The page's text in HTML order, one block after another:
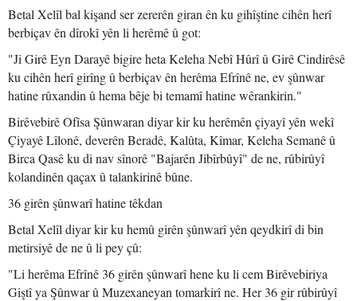
Betal Xelîl bal kişand ser zererên giran ên ku gihîştine cihên herî
berbiçav ên dîrokî yên li herêmê û got:
"Ji Girê Eyn Darayê bigire heta Keleha Nebî Hûrî û Girê Cindirêsê
ku cihên herî girîng û berbiçav ên herêma Efrînê ne, ev şûnwar
hatine rûxandin û hema bêje bi temamî hatine wêrankirin."
Birêvebirê Ofîsa Şûnwaran diyar kir ku herêmên çiyayî yên wekî
Çiyayê Lîlonê, deverên Beradê, Kalûta, Kîmar, Keleha Semanê û
Birca Qasê ku di nav sînorê "Bajarên Jibîrbûyî" de ne, rûbirûyî
kolandinên qaçax û talankirinê bûne.
36 girên şûnwarî hatine têkdan
Betal Xelîl diyar kir ku hemû girên şûnwarî yên qeydkirî di bin
metirsiyê de ne û li pey çû:
"Li herêma Efrînê 36 girên şûnwarî hene ku li cem Birêvebiriya
Giştî ya Şûnwar û Muzexaneyan tomarkirî ne. Her 36 gir rûbirûyî